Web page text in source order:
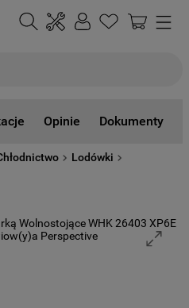
Opinie Dokumenty
Lodówki